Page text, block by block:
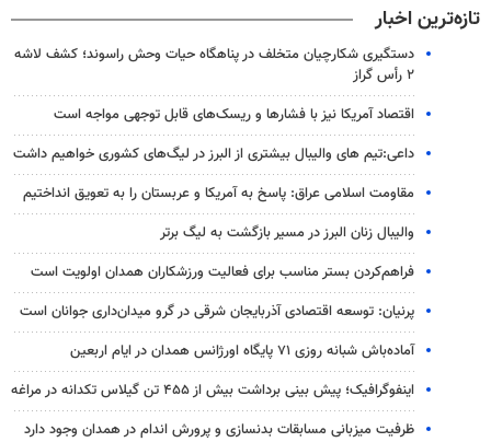
تازه‌ترین اخبار
دستگیری شکارچیان متخلف در پناهگاه حیات وحش راسوند؛ کشف لاشه
۲ رأس گراز
اقتصاد آمریکا نیز با فشارها و ریسک‌های قابل توجهی مواجه است
داعی:تیم های والیبال بیشتری از البرز در لیگ‌های کشوری خواهیم داشت
مقاومت اسلامی عراق: پاسخ به آمریکا و عربستان را به تعویق انداختیم
والیبال زنان البرز در مسیر بازگشت به لیگ برتر
فراهم‌کردن بستر مناسب برای فعالیت ورزشکاران همدان اولویت است
پرنیان: توسعه اقتصادی آذربایجان شرقی در گرو میدان‌داری جوانان است
آماده‌باش شبانه روزی ۷۱ پایگاه اورژانس همدان در ایام اربعین
اینفوگرافیک؛ پیش بینی برداشت بیش از ۴۵۵ تن گیلاس تکدانه در مراغه
ظرفیت میزبانی مسابقات بدنسازی و پرورش اندام در همدان وجود دارد